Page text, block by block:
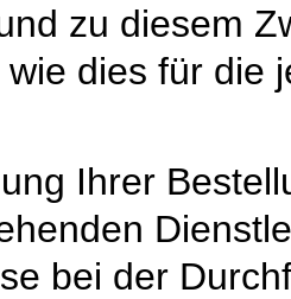
zu diesem
dies für die
Ihrer
bei der